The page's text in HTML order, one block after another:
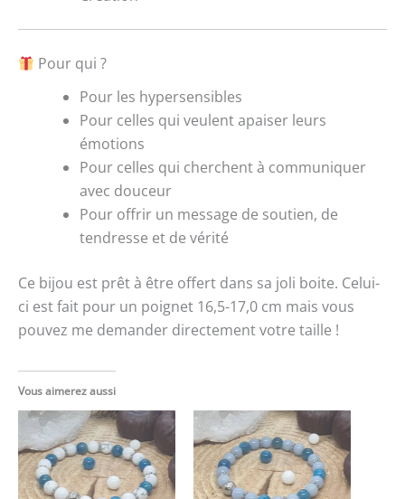
Pour qui ?
Pour les hypersensibles
Pour celles qui veulent apaiser leurs
émotions
Pour celles qui cherchent à communiquer
avec douceur
Pour offrir un message de soutien, de
tendresse et de vérité
Ce bijou est prêt à être offert dans sa joli boite. Celui-
ci est fait pour un poignet 16,5-17,0 cm mais vous
pouvez me demander directement votre taille !
Vous aimerez aussi